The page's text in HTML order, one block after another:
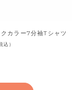
カラー7分袖Tシャツ
込）